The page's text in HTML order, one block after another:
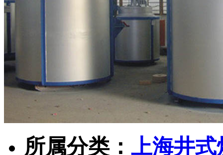
所属分类： 上海井式